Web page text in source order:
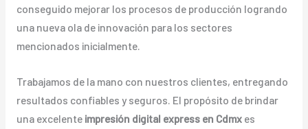
conseguido mejorar los procesos de producción logrando
una nueva ola de innovación para los sectores
mencionados inicialmente.
Trabajamos de la mano con nuestros clientes, entregando
resultados confiables y seguros. El propósito de brindar
una excelente impresión digital express en Cdmx es